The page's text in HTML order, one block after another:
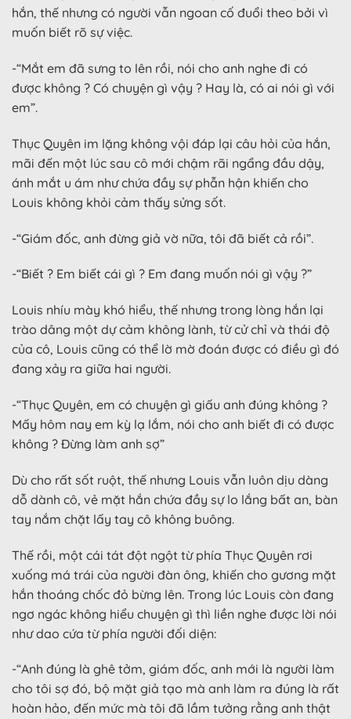
hắn, thế nhưng có người vẫn ngoan cố đuổi theo bởi vì
muốn biết rõ sự việc.
-“Mắt em đã sưng to lên rồi, nói cho anh nghe đi có
được không ? Có chuyện gì vậy ? Hay là, có ai nói gì với
em”.
Thục Quyên im lặng không vội đáp lại câu hỏi của hắn,
mãi đến một lúc sau cô mới chậm rãi ngẩng đầu dậy,
ánh mắt u ám như chứa đầy sự phẫn hận khiến cho
Louis không khỏi cảm thấy sửng sốt.
-“Giám đốc, anh đừng giả vờ nữa, tôi đã biết cả rồi”.
-“Biết ? Em biết cái gì ? Em đang muốn nói gì vậy ?”
Louis nhíu mày khó hiểu, thế nhưng trong lòng hắn lại
trào dâng một dự cảm không lành, từ cử chỉ và thái độ
của cô, Louis cũng có thể lờ mờ đoán được có điều gì đó
đang xảy ra giữa hai người.
-“Thục Quyên, em có chuyện gì giấu anh đúng không ?
Mấy hôm nay em kỳ lạ lắm, nói cho anh biết đi có được
không ? Đừng làm anh sợ”
Dù cho rất sốt ruột, thế nhưng Louis vẫn luôn dịu dàng
dỗ dành cô, vẻ mặt hắn chứa đầy sự lo lắng bất an, bàn
tay nắm chặt lấy tay cô không buông.
Thế rồi, một cái tát đột ngột từ phía Thục Quyên rơi
xuống má trái của người đàn ông, khiến cho gương mặt
hắn thoáng chốc đỏ bừng lên. Trong lúc Louis còn đang
ngơ ngác không hiểu chuyện gì thì liền nghe được lời nói
như dao cứa từ phía người đối diện:
-“Anh đúng là ghê tởm, giám đốc, anh mới là người làm
cho tôi sợ đó, bộ mặt giả tạo mà anh làm ra đúng là rất
hoàn hảo, đến mức mà tôi đã lầm tưởng rằng anh thật